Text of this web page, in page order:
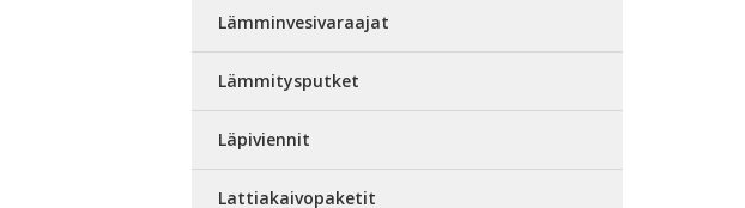
Lämminvesivaraajat
Lämmitysputket
Läpiviennit
Lattiakaivopaketit